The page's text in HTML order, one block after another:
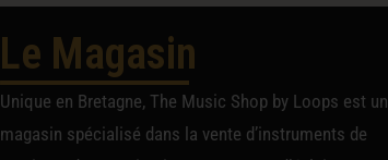
Le Magasin
Unique en Bretagne, The Music Shop by Loops est un
magasin spécialisé dans la vente d’instruments de